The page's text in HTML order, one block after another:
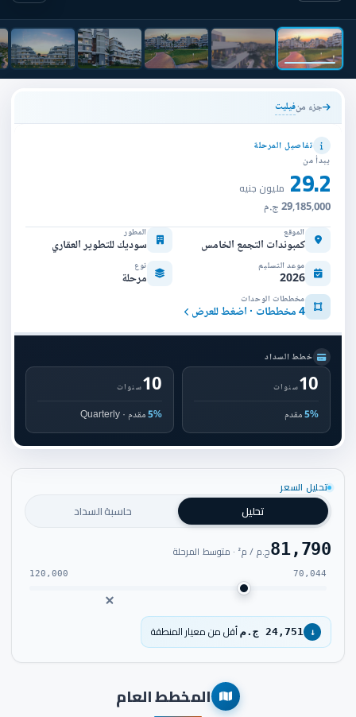
جزء منفيليت
تفاصيل المرحلة
يبدأ من
29.2 مليون جنيه
29,185,000 ج.م
الموقع
كمبوندات التجمع الخامس
المطور
سوديك للتطوير العقاري
موعد التسليم
2026
نوع
مرحلة
مخططات الوحدات
4 مخططات · اضغط للعرض
خطط السداد
10سنوات
5%مقدم
10سنوات
5%مقدم · Quarterly
تحليل السعر
تحليل حاسبة السداد
81,790ج.م / م² · متوسط المرحلة
70,044
120,000
↓ 24,751 ج.م أقل من معيار المنطقة
المخطط العام